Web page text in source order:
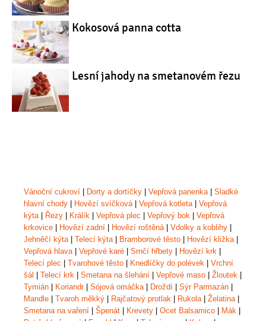
Kokosová panna cotta
Lesní jahody na smetanovém řezu
Vánoční cukroví | Dorty a dortíčky | Vepřová panenka | Sladké
hlavní chody | Hovězí svíčková | Vepřová kotleta | Vepřová
kýta | Řezy | Králík | Vepřová plec | Vepřový bok | Vepřová
krkovice | Hovězí zadní | Hovězí roštěná | Vdolky a koblihy |
Jehněčí kýta | Telecí kýta | Bramborové těsto | Hovězí kližka |
Vepřová hlava | Vepřové karé | Srnčí hřbety | Hovězí krk |
Telecí plec | Tvarohové těsto | Knedlíčky do polévek | Vrchní
šál | Telecí krk | Smetana na šlehání | Vepřové maso | Žloutek |
Tymián | Koriandr| Sójová omáčka | Droždí | Sýr Parmazán |
Mandle | Tvaroh měkký | Rajčatový protlak | Rukola | Želatina |
Smetana na vaření | Špenát | Krevety | Ocet Balsamico | Mák |